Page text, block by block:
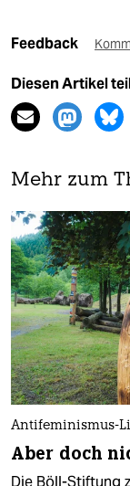
Feedback
Diesen Artikel
Mehr zum
Antifeminismus-
Aber doch